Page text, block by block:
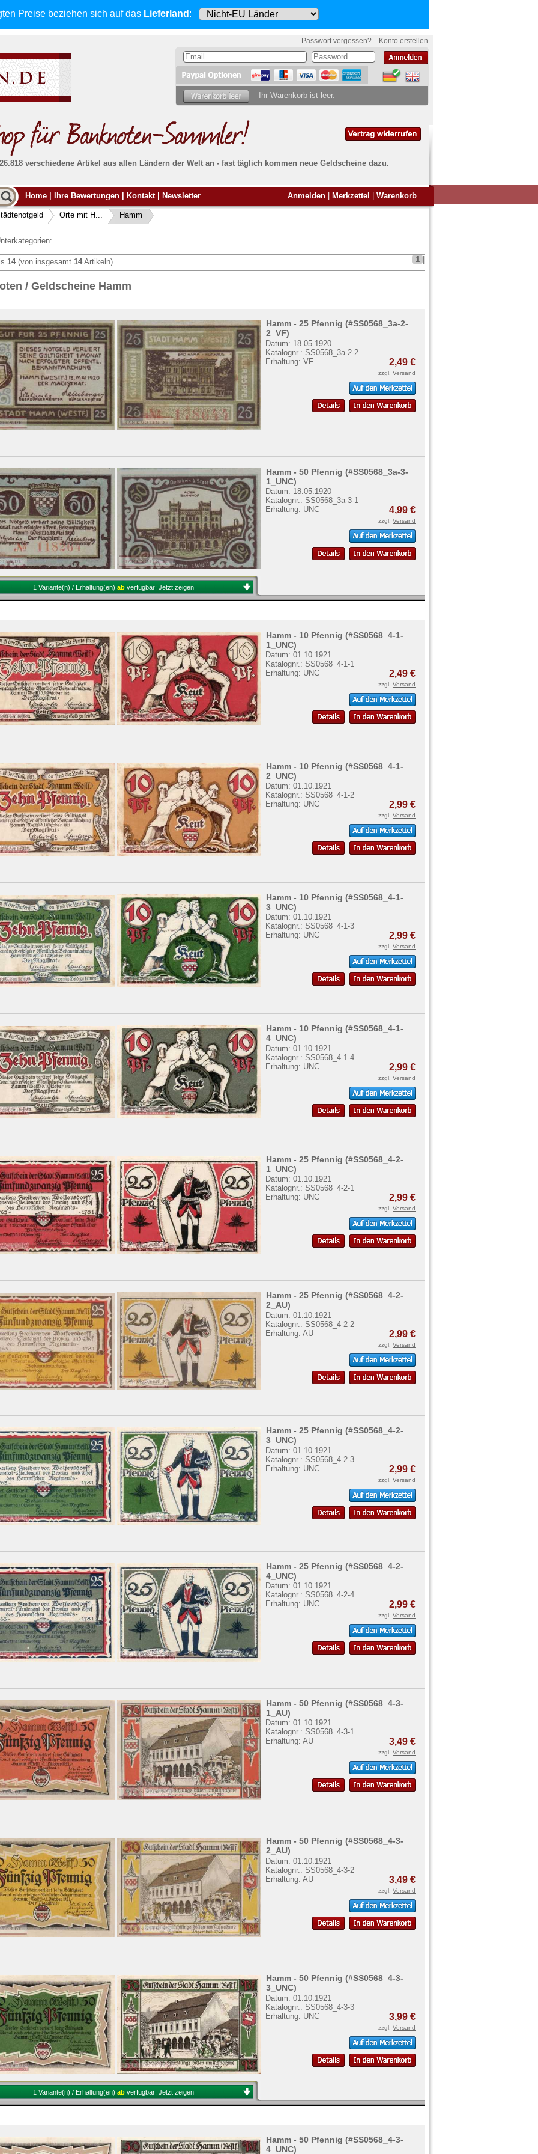
Preise beziehen sich auf das Lieferland :
Passwort vergessen? Konto erstellen
Ihr Warenkorb ist leer.
verschiedene Artikel aus allen Ländern der Welt an - fast täglich kommen neue Geldscheine dazu.
Alle Lieferungen, auch ins Ausland, werden
von uns voll versichert. Sie habenkein Risiko
falls die Sendung verloren geht oder beschädigt
wird.
Absolute Zuverlässigkeit:
Banknoten
Möchten Sie Banknoten
verkaufen?
Siehier.
Home Ihre Bewertungen Kontakt Newsletter Anmelden Merkzettel Warenkorb
Orte mit H... Hamm
14(von insgesamt 14Artikeln) 1
/ Geldscheine Hamm
Hamm - 25 Pfennig (#SS0568_3a-2-
2_VF)
Datum: 18.05.1920
Katalognr.: SS0568_3a-2-2
Erhaltung: VF
2,49 €
zzgl. Versand
Hamm - 50 Pfennig (#SS0568_3a-3-
1_UNC)
Datum: 18.05.1920
Katalognr.: SS0568_3a-3-1
Erhaltung: UNC
4,99 €
zzgl. Versand
1 Variante(n) / Erhaltung(en) ab verfügbar: Jetzt zeigen
Hamm - 10 Pfennig (#SS0568_4-1-
1_UNC)
Datum: 01.10.1921
Katalognr.: SS0568_4-1-1
Erhaltung: UNC
2,49 €
zzgl. Versand
Hamm - 10 Pfennig (#SS0568_4-1-
2_UNC)
Datum: 01.10.1921
Katalognr.: SS0568_4-1-2
Erhaltung: UNC
2,99 €
zzgl. Versand
Hamm - 10 Pfennig (#SS0568_4-1-
3_UNC)
Datum: 01.10.1921
Katalognr.: SS0568_4-1-3
Erhaltung: UNC
2,99 €
zzgl. Versand
Hamm - 10 Pfennig (#SS0568_4-1-
4_UNC)
Datum: 01.10.1921
Katalognr.: SS0568_4-1-4
Erhaltung: UNC
2,99 €
zzgl. Versand
Hamm - 25 Pfennig (#SS0568_4-2-
1_UNC)
Datum: 01.10.1921
Katalognr.: SS0568_4-2-1
Erhaltung: UNC
2,99 €
zzgl. Versand
Hamm - 25 Pfennig (#SS0568_4-2-
2_AU)
Datum: 01.10.1921
Katalognr.: SS0568_4-2-2
Erhaltung: AU
2,99 €
zzgl. Versand
Hamm - 25 Pfennig (#SS0568_4-2-
3_UNC)
Datum: 01.10.1921
Katalognr.: SS0568_4-2-3
Erhaltung: UNC
2,99 €
zzgl. Versand
Hamm - 25 Pfennig (#SS0568_4-2-
4_UNC)
Datum: 01.10.1921
Katalognr.: SS0568_4-2-4
Erhaltung: UNC
2,99 €
zzgl. Versand
Hamm - 50 Pfennig (#SS0568_4-3-
1_AU)
Datum: 01.10.1921
Katalognr.: SS0568_4-3-1
Erhaltung: AU
3,49 €
zzgl. Versand
Hamm - 50 Pfennig (#SS0568_4-3-
2_AU)
Datum: 01.10.1921
Katalognr.: SS0568_4-3-2
Erhaltung: AU
3,49 €
zzgl. Versand
Hamm - 50 Pfennig (#SS0568_4-3-
3_UNC)
Datum: 01.10.1921
Katalognr.: SS0568_4-3-3
Erhaltung: UNC
3,99 €
zzgl. Versand
1 Variante(n) / Erhaltung(en) ab verfügbar: Jetzt zeigen
Hamm - 50 Pfennig (#SS0568_4-3-
4_UNC)